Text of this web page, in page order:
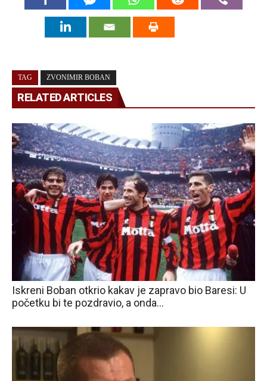
TAG ZVONIMIR BOBAN
RELATED ARTICLES
Iskreni Boban otkrio kakav je zapravo bio Baresi: U
početku bi te pozdravio, a onda…